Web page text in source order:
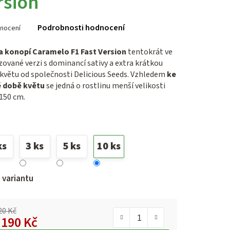
Podrobnosti hodnocení
konopí Caramelo F1 Fast Version tentokrát ve
verzi s dominancí sativy a extra krátkou
od společnosti Delicious Seeds. Vzhledem ke
květuse jedná o rostlinu menší velikosti
cm.
3 ks 5 ks 10 ks
Kč
190 Kč